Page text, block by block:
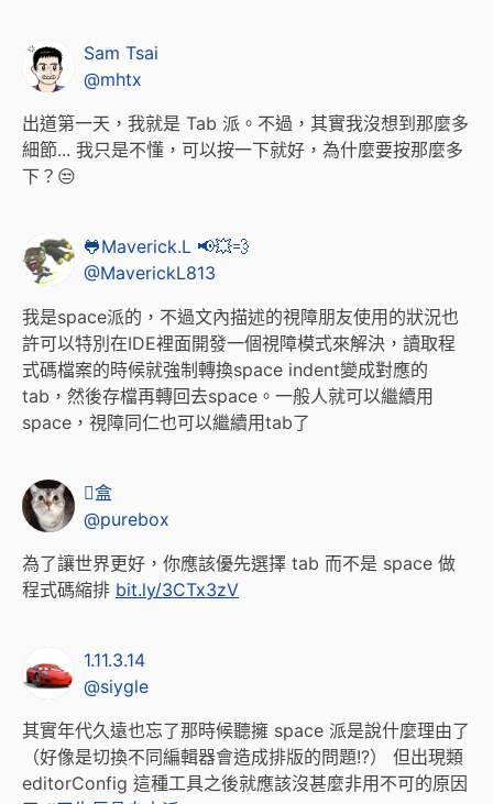
Sam Tsai
@mhtx
出道第一天，我就是 Tab 派。不過，其實我沒想到那麼多
細節... 我只是不懂，可以按一下就好，為什麼要按那麼多
下？😒
🐸Maverick.L 📢💥💨
@MaverickL813
我是space派的，不過文內描述的視障朋友使用的狀況也
許可以特別在IDE裡面開發一個視障模式來解決，讀取程
式碼檔案的時候就強制轉換space indent變成對應的
tab，然後存檔再轉回去space。一般人就可以繼續用
space，視障同仁也可以繼續用tab了
盒
@purebox
為了讓世界更好，你應該優先選擇 tab 而不是 space 做
程式碼縮排 bit.ly/3CTx3zV
1.11.3.14
@siygle
其實年代久遠也忘了那時候聽擁 space 派是說什麼理由了
（好像是切換不同編輯器會造成排版的問題!?） 但出現類
editorConfig 這種工具之後就應該沒甚麼非用不可的原因